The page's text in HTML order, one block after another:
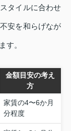
タイルに合わせ
安を和らげなが
す。
金額目安の考え
方
家賃の4〜6か月
分程度